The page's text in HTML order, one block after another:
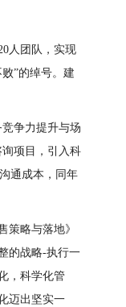
人团队，实现
”的绰号。建
争力提升与场
项目，引入科
通成本，同年
策略与落地》
的战略-执行一
，科学化管
迈出坚实一